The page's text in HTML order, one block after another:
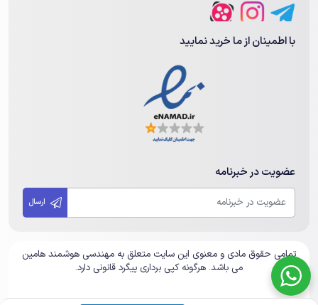
با اطمینان از ما خرید نمایید
عضویت در خبرنامه
تمامی حقوق مادی و معنوی این سایت متعلق به مهندسی هوشمند هامین
می باشد. هرگونه کپی برداری پیگرد قانونی دارد.